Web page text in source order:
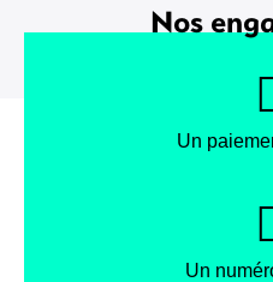
Nos
Un
Un